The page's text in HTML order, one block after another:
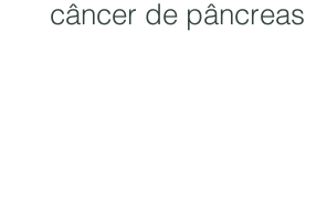
câncer de pâncreas